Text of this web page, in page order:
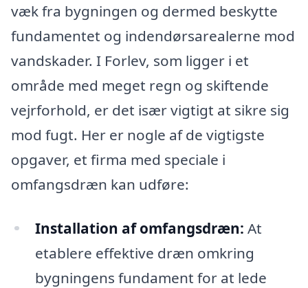
væk fra bygningen og dermed beskytte
fundamentet og indendørsarealerne mod
vandskader. I Forlev, som ligger i et
område med meget regn og skiftende
vejrforhold, er det især vigtigt at sikre sig
mod fugt. Her er nogle af de vigtigste
opgaver, et firma med speciale i
omfangsdræn kan udføre:
Installation af omfangsdræn: At
etablere effektive dræn omkring
bygningens fundament for at lede